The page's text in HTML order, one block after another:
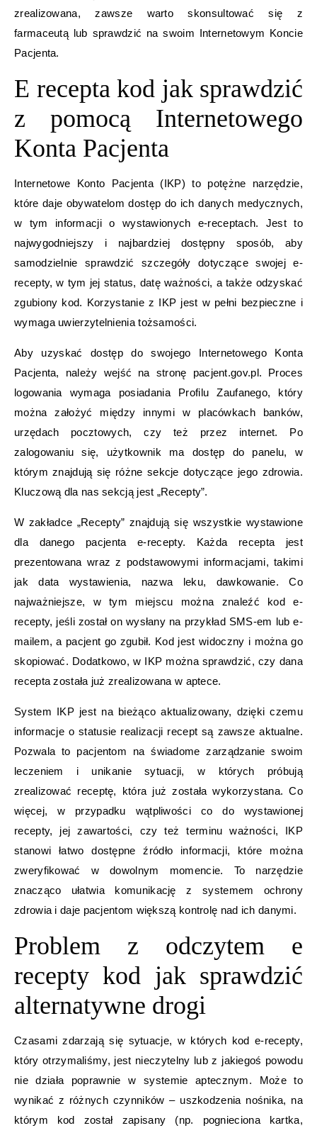
zrealizowana, zawsze warto skonsultować się z
farmaceutą lub sprawdzić na swoim Internetowym Koncie
Pacjenta.
E recepta kod jak sprawdzić
z pomocą Internetowego
Konta Pacjenta
Internetowe Konto Pacjenta (IKP) to potężne narzędzie,
które daje obywatelom dostęp do ich danych medycznych,
w tym informacji o wystawionych e-receptach. Jest to
najwygodniejszy i najbardziej dostępny sposób, aby
samodzielnie sprawdzić szczegóły dotyczące swojej e-
recepty, w tym jej status, datę ważności, a także odzyskać
zgubiony kod. Korzystanie z IKP jest w pełni bezpieczne i
wymaga uwierzytelnienia tożsamości.
Aby uzyskać dostęp do swojego Internetowego Konta
Pacjenta, należy wejść na stronę pacjent.gov.pl. Proces
logowania wymaga posiadania Profilu Zaufanego, który
można założyć między innymi w placówkach banków,
urzędach pocztowych, czy też przez internet. Po
zalogowaniu się, użytkownik ma dostęp do panelu, w
którym znajdują się różne sekcje dotyczące jego zdrowia.
Kluczową dla nas sekcją jest „Recepty”.
W zakładce „Recepty” znajdują się wszystkie wystawione
dla danego pacjenta e-recepty. Każda recepta jest
prezentowana wraz z podstawowymi informacjami, takimi
jak data wystawienia, nazwa leku, dawkowanie. Co
najważniejsze, w tym miejscu można znaleźć kod e-
recepty, jeśli został on wysłany na przykład SMS-em lub e-
mailem, a pacjent go zgubił. Kod jest widoczny i można go
skopiować. Dodatkowo, w IKP można sprawdzić, czy dana
recepta została już zrealizowana w aptece.
System IKP jest na bieżąco aktualizowany, dzięki czemu
informacje o statusie realizacji recept są zawsze aktualne.
Pozwala to pacjentom na świadome zarządzanie swoim
leczeniem i unikanie sytuacji, w których próbują
zrealizować receptę, która już została wykorzystana. Co
więcej, w przypadku wątpliwości co do wystawionej
recepty, jej zawartości, czy też terminu ważności, IKP
stanowi łatwo dostępne źródło informacji, które można
zweryfikować w dowolnym momencie. To narzędzie
znacząco ułatwia komunikację z systemem ochrony
zdrowia i daje pacjentom większą kontrolę nad ich danymi.
Problem z odczytem e
recepty kod jak sprawdzić
alternatywne drogi
Czasami zdarzają się sytuacje, w których kod e-recepty,
który otrzymaliśmy, jest nieczytelny lub z jakiegoś powodu
nie działa poprawnie w systemie aptecznym. Może to
wynikać z różnych czynników – uszkodzenia nośnika, na
którym kod został zapisany (np. pognieciona kartka,